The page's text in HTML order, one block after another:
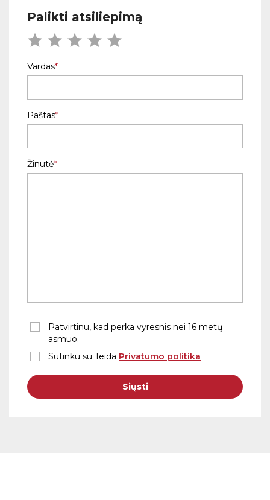
Palikti atsiliepimą
Vardas
Paštas
Žinutė
Patvirtinu, kad perka vyresnis nei 16 metų
asmuo.
Sutinku su Teida Privatumo politika